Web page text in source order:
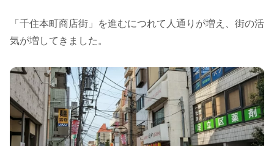
「千住本町商店街」を進むにつれて人通りが増え、街の活
気が増してきました。